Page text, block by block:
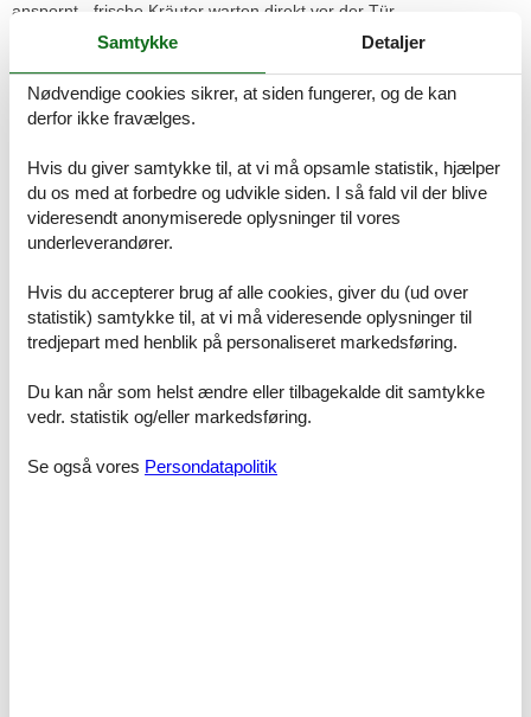
anspornt - frische Kräuter warten direkt vor der Tür...
Das Badezimmer ist mit Dusche und WC ausgestattet. Ein letzter
Blick aus dem Schlafzimmer in den Garten...Träum schön...
Gesamtgröße ca. 48qm, zuzüglich ca. 15qm sonniger überdachter
PKW Stellplatz, Nutzung des Garten SPA mit Schwimmteich,
Gartensaunen & Ruhebereichen
Ausstattung: Geschirrspüler, Kitchen-Aid Kaffeemaschine/ Toaster/
Wasserkocher; Backofen, Induktion WOK, Herd-Induktion,
Schlafzimmer, 15 m², 2 Personen
Großes Doppelbett - Size: 181-210 cm
Faciliteter
Afstand strand 100-500m
Afstand vandresti/cykelsti 100-500m
Samtykke Detaljer
Nødvendige cookies sikrer, at siden fungerer, og de kan
derfor ikke fravælges.
Hvis du giver samtykke til, at vi må opsamle statistik, hjælper
du os med at forbedre og udvikle siden. I så fald vil der blive
videresendt anonymiserede oplysninger til vores
underleverandører.
Hvis du accepterer brug af alle cookies, giver du (ud over
statistik) samtykke til, at vi må videresende oplysninger til
tredjepart med henblik på personaliseret markedsføring.
Du kan når som helst ændre eller tilbagekalde dit samtykke
vedr. statistik og/eller markedsføring.
Se også vores Persondatapolitik